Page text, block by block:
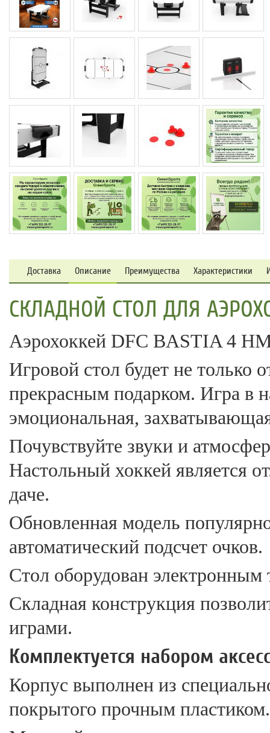
Доставка Описание Преимущества Характеристики
СКЛАДНОЙ СТОЛ ДЛЯ
Аэрохоккей DFC BASTIA 4
Игровой стол будет не только
прекрасным подарком. Игра в
эмоциональная,
Почувствуйте звуки и
Настольный хоккей является
даче.
Обновленная модель
автоматический подсчет очков.
Стол оборудован электронным
Складная конструкция
играми.
Комплектуется набором
Корпус выполнен из
покрытого прочным пластиком.